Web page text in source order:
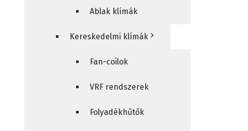
Ablak klímák
Kereskedelmi klímák
Fan-coilok
VRF rendszerek
Folyadékhűtők